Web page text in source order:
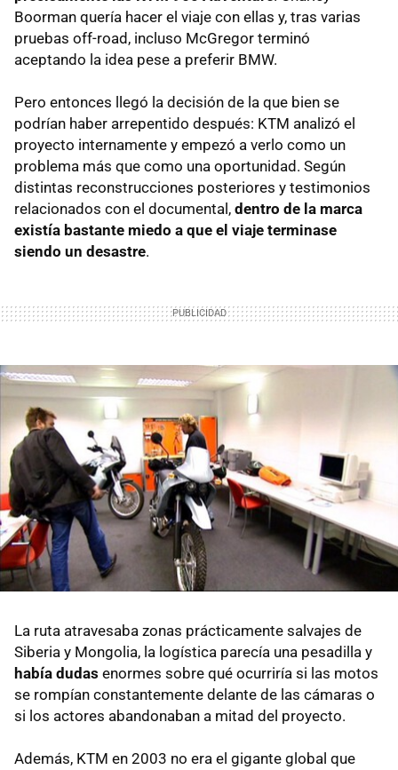
Boorman quería hacer el viaje con ellas y, tras varias
pruebas off-road, incluso McGregor terminó
aceptando la idea pese a preferir BMW.
Pero entonces llegó la decisión de la que bien se
podrían haber arrepentido después: KTM analizó el
proyecto internamente y empezó a verlo como un
problema más que como una oportunidad. Según
distintas reconstrucciones posteriores y testimonios
relacionados con el documental, dentro de la marca
existía bastante miedo a que el viaje terminase
siendo un desastre.
La ruta atravesaba zonas prácticamente salvajes de
Siberia y Mongolia, la logística parecía una pesadilla y
había dudas enormes sobre qué ocurriría si las motos
se rompían constantemente delante de las cámaras o
si los actores abandonaban a mitad del proyecto.
Además, KTM en 2003 no era el gigante global que